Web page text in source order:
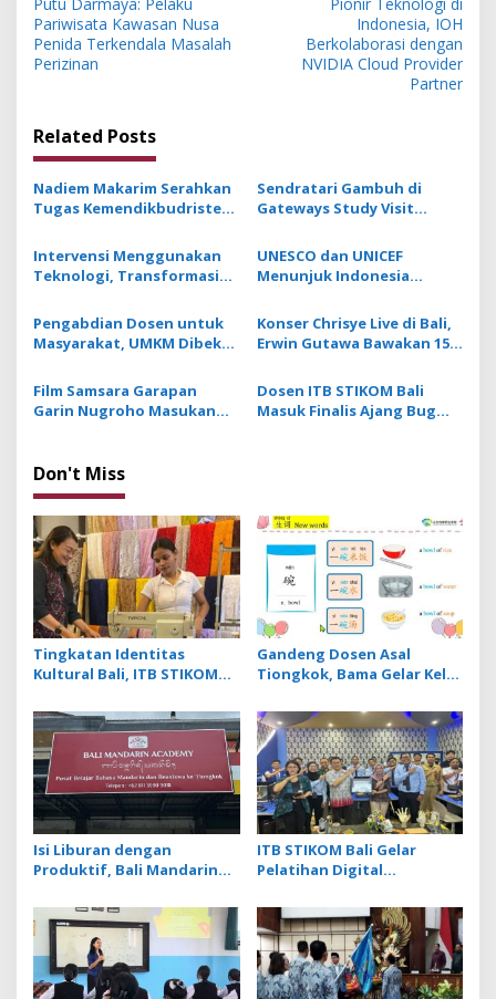
s
t
a
v
i
g
a
t
i
o
Pariwisata Kawasan Nusa
Penida Terkendala Masalah
Perizinan
Indonesia, IOH
Berkolaborasi dengan
NVIDIA Cloud Provider
Partner
Related Posts
Nadiem Makarim Serahkan
Tugas Kemendikbudristek
Kabinet Merah
Sendratari Gambuh di
Gateways Study Visit
Kebinekaan dan
Pelestarian Budaya
Intervensi Menggunakan
Teknologi, Transformasi
Jadi Percontohan GSVI 2024
UNESCO dan UNICEF
Menunjuk Indonesia
Gateways Study Visit 2024
Pengabdian Dosen untuk
Masyarakat, UMKM Dibekali
Kecerdasan Buatan
Konser Chrisye Live di Bali,
Erwin Gutawa Bawakan 15
Suara Asli dan Footage
Chrisye
Film Samsara Garapan
Garin Nugroho Masukan
Dosen ITB STIKOM Bali
Masuk Finalis Ajang Bug
Don't Miss
Tingkatan Identitas
Kultural Bali, ITB STIKOM
Usaha Perempuan
Pengrajin Kebaya
Gandeng Dosen Asal
Tiongkok, Bama Gelar Kelas
Bahas Cara Pesan Menu
Restoran
Isi Liburan dengan
Produktif, Bali Mandarin
Online Super Intensif
ITB STIKOM Bali Gelar
Pelatihan Digital
Teknologi 3D Scanner